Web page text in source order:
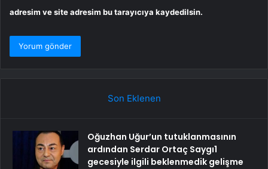
adresim ve site adresim bu tarayıcıya kaydedilsin.
Son Eklenen
Oğuzhan Uğur’un tutuklanmasının
ardından Serdar Ortaç Saygı1
gecesiyle ilgili beklenmedik gelişme